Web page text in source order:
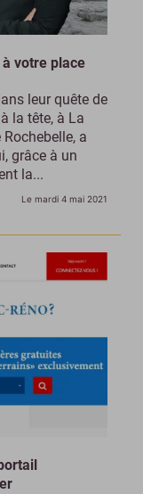
à votre place
leur quête de
la tête, à La
a
grâce à un
la...
Le mardi 4 mai 2021